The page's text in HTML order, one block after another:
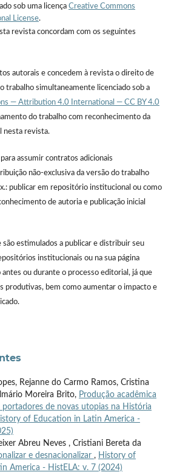
sob uma licença Creative Commons
License.
revista concordam com os seguintes
autorais e concedem à revista o direito de
trabalho simultaneamente licenciado sob a
— Attribution 4.0 International — CC BY 4.0
do trabalho com reconhecimento da
nesta revista.
assumir contratos adicionais
não-exclusiva da versão do trabalho
publicar em repositório institucional ou como
de autoria e publicação inicial
estimulados a publicar e distribuir seu
institucionais ou na sua página
antes ou durante o processo editorial, já que
produtivas, bem como aumentar o impacto e
Rejanne do Carmo Ramos, Cristina
Moreira Brito, Produção acadêmica
portadores de novas utopias na História
of Education in Latin America -
Abreu Neves , Cristiani Bereta da
e desnacionalizar , History of
America - HistELA: v. 7 (2024)